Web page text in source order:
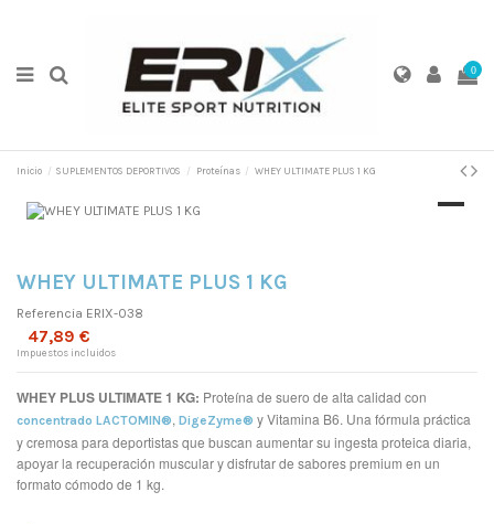
0
Inicio SUPLEMENTOS DEPORTIVOS Proteínas WHEY ULTIMATE PLUS 1 KG
WHEY ULTIMATE PLUS 1 KG
Referencia ERIX-038
47,89 €
Impuestos incluidos
WHEY PLUS ULTIMATE 1 KG: Proteína de suero de alta calidad con
concentrado LACTOMIN®, DigeZyme® y Vitamina B6. Una fórmula práctica
y cremosa para deportistas que buscan aumentar su ingesta proteica diaria,
apoyar la recuperación muscular y disfrutar de sabores premium en un
formato cómodo de 1 kg.